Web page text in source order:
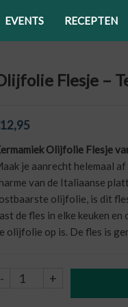
EVENTS RECEPTEN
Flesje –
12,95
Olijfolie Flesje
je aanrecht helemaal
van de Italiaanse
olijfolie, is dit
de fles in elke keuken
olijfolie op is. De fles is
-
Olijfolie
+